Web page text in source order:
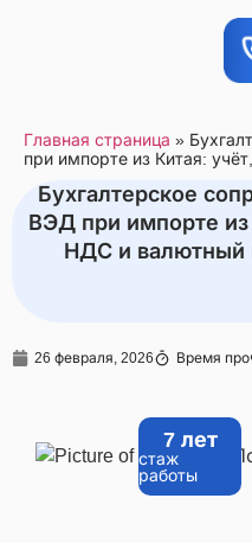
Главная страница »
при импорте из Китая:
Бухгалтерское
ВЭД при импорте из
НДС и валютный
26 февраля, 2026 Время
7 лет
стаж
работы